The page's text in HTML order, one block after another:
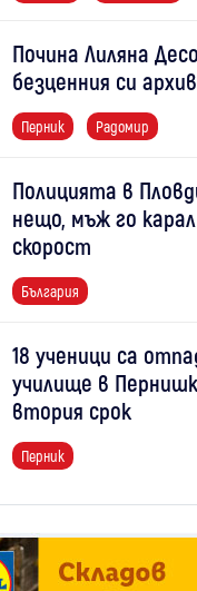
Почина Лиляна
безценния си
Перник Радомир
Полицията в
нещо, мъж го
скорост
България
18 ученици са
училище в
втория срок
Перник